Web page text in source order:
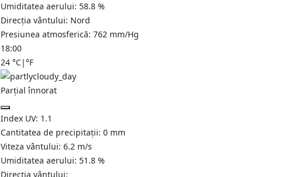
Umiditatea aerului: 58.8 %
Direcția vântului: Nord
Presiunea atmosferică: 762 mm/Hg
18:00
24 °C|°F
Parțial înnorat
Index UV: 1.1
Cantitatea de precipitații: 0 mm
Viteza vântului: 6.2 m/s
Umiditatea aerului: 51.8 %
Direcția vântului: